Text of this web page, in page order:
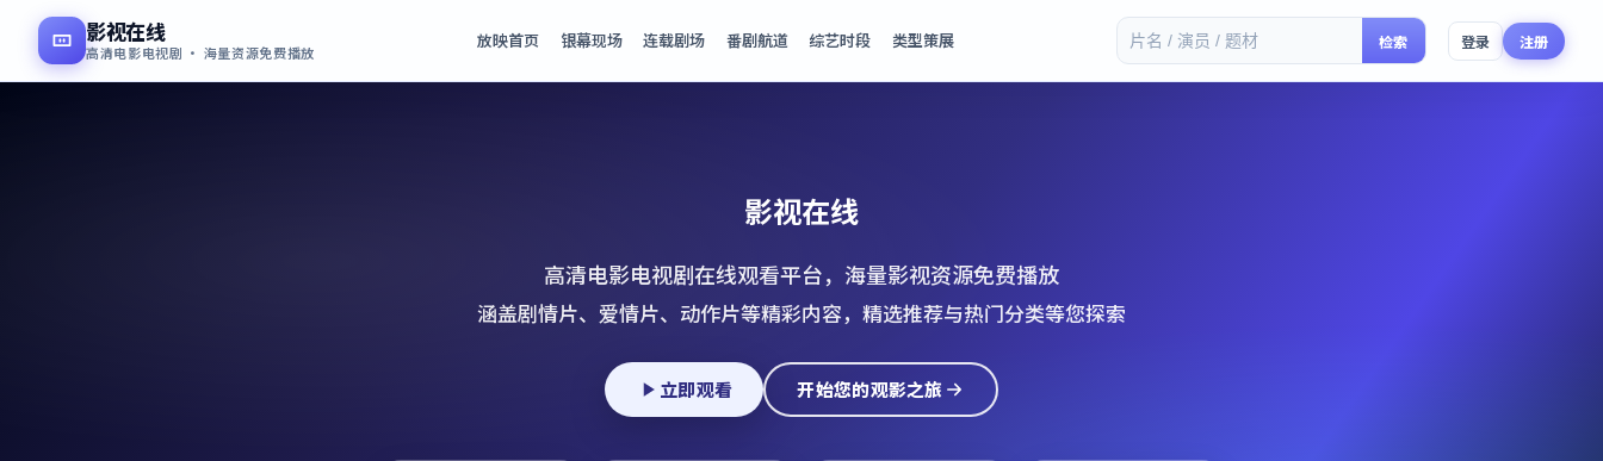
影视在线
高清电影电视剧 · 海量资源免费播放
放映首页 银幕现场 连载剧场 番剧航道 综艺时段 类型策展 检索 登录 注册
影视在线
高清电影电视剧在线观看平台，海量影视资源免费播放
涵盖剧情片、爱情片、动作片等精彩内容，精选推荐与热门分类等您探索
立即观看 开始您的观影之旅